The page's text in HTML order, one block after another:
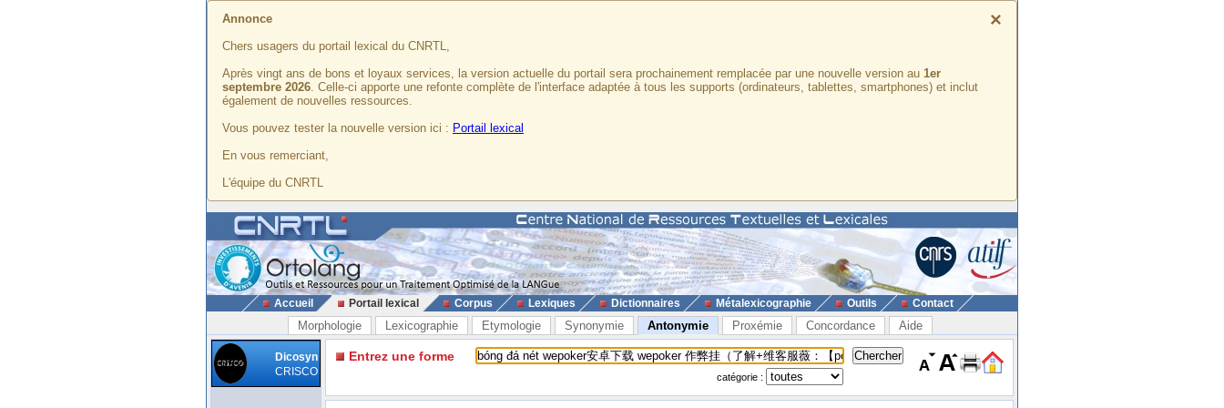
×
Annonce
Chers usagers du portail lexical du CNRTL,
Après vingt ans de bons et loyaux services, la version actuelle du portail sera prochainement remplacée par une nouvelle version au 1er
septembre 2026. Celle-ci apporte une refonte complète de l'interface adaptée à tous les supports (ordinateurs, tablettes, smartphones) et inclut
également de nouvelles ressources.
Vous pouvez tester la nouvelle version ici : Portail lexical
En vous remerciant,
L'équipe du CNRTL
Accueil Portail lexical Corpus Lexiques Dictionnaires Métalexicographie Outils Contact
Morphologie Lexicographie Etymologie Synonymie Antonymie Proxémie Concordance Aide
Dicosyn
CRISCO
Entrez une forme
catégorie :